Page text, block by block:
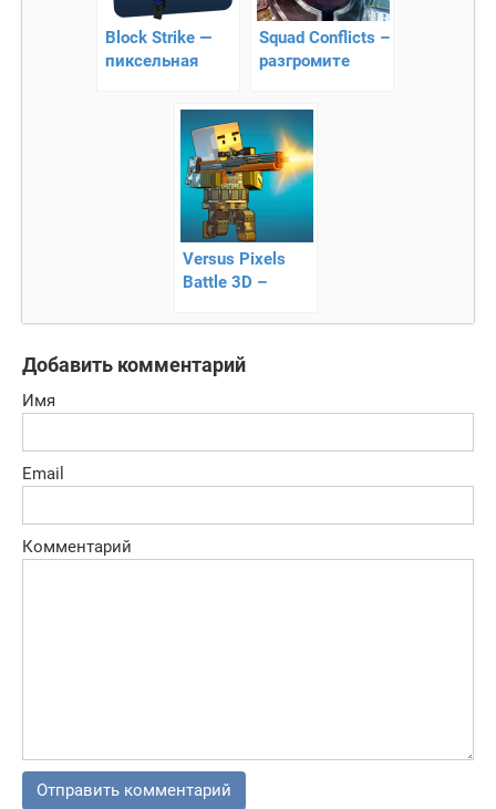
Block Strike —
пиксельная
Squad Conflicts –
разгромите
Versus Pixels
Battle 3D –
противостояние
Добавить комментарий
Имя
Email
Комментарий